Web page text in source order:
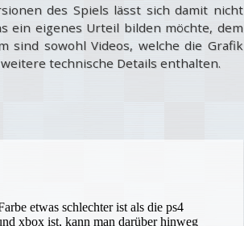
des Spiels lässt sich damit nicht
ein eigenes Urteil bilden möchte, dem
sind sowohl Videos, welche die Grafik
technische Details enthalten.